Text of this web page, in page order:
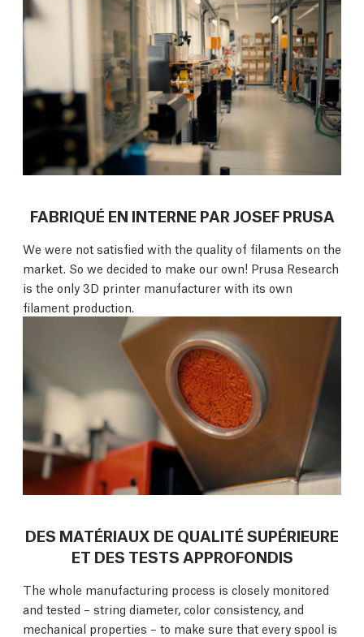
FABRIQUÉ EN INTERNE PAR JOSEF PRUSA
We were not satisfied with the quality of filaments on the
market. So we decided to make our own! Prusa Research
is the only 3D printer manufacturer with its own
filament production.
DES MATÉRIAUX DE QUALITÉ SUPÉRIEURE
ET DES TESTS APPROFONDIS
The whole manufacturing process is closely monitored
and tested – string diameter, color consistency, and
mechanical properties – to make sure that every spool is